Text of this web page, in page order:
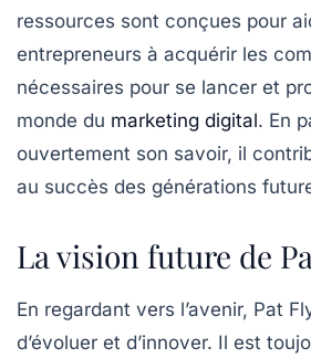
ressources sont conçues pour
entrepreneurs à acquérir les
nécessaires pour se lancer et
monde du marketing digital. En
ouvertement son savoir, il
au succès des générations
La vision future de
En regardant vers l’avenir, Pat
d’évoluer et d’innover. Il est